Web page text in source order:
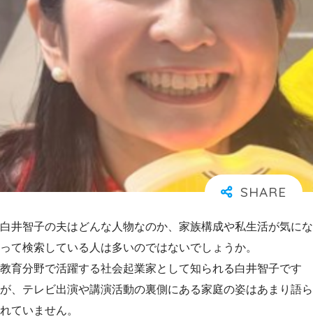
白井智子の夫はどんな人物なのか、家族構成や私生活が気にな
って検索している人は多いのではないでしょうか。
教育分野で活躍する社会起業家として知られる白井智子です
が、テレビ出演や講演活動の裏側にある家庭の姿はあまり語ら
れていません。